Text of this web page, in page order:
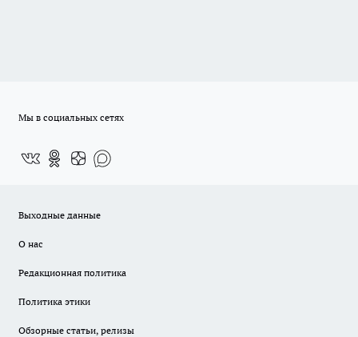
Мы в социальных сетях
Выходные данные
О нас
Редакционная политика
Политика этики
Обзорные статьи, релизы